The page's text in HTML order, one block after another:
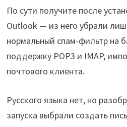
По сути получите после
Outlook — из него убрали
нормальный спам-фильтр на
поддержку POP3 и IMAP,
почтового клиента.
Русского языка нет, но
запуска выбрали создать